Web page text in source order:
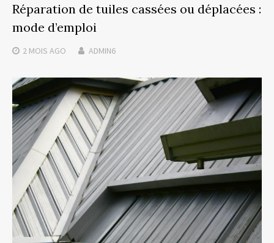
Réparation de tuiles cassées ou déplacées :
mode d’emploi
2 MOIS AGO ADMIN6